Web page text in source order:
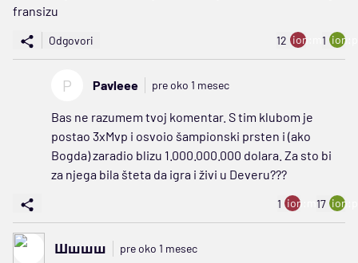
fransizu
Odgovori 12 ion:minus
1
P Pavleee pre oko 1 mesec
Bas ne razumem tvoj komentar. S tim klubom je
postao 3xMvp i osvoio šampionski prsten i (ako
Bogda) zaradio blizu 1.000.000.000 dolara. Za sto bi
za njega bila šteta da igra i živi u Deveru???
1 ion:minus
17
Шшшш pre oko 1 mesec